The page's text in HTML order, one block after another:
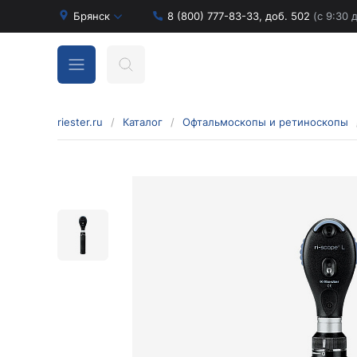
Брянск 8 (800) 777-83-33, доб. 502 (с 9:30
Бинокулярные лупы
Оголовья для бинокулярных луп
riester.ru / Каталог / Офтальмоскопы и ретиноскопы